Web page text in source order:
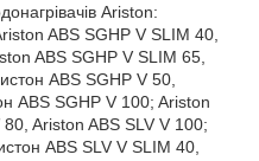
Ariston:
ABS SGHP V SLIM 40,
ABS SGHP V SLIM 65,
ABS SGHP V 50,
ABS SGHP V 100; Ariston
Ariston ABS SLV V 100;
ABS SLV V SLIM 40,